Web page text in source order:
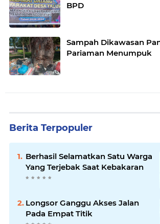
BPD
Sampah Dikawasan
Pariaman Menumpuk
Berita Terpopuler
Berhasil Selamatkan Satu Warga
Yang Terjebak Saat Kebakaran
Longsor Ganggu Akses Jalan
Pada Empat Titik